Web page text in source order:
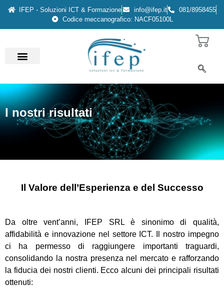
IFEP - Soluzioni ICT & Formazione info@ifep.it
081/8958455
Codice meccanografico: NACF05100L
I nostri risultati
Il Valore dell’Esperienza e del Successo
Da oltre vent’anni, IFEP SRL è sinonimo di qualità,
affidabilità e innovazione nel settore ICT. Il nostro impegno
ci ha permesso di raggiungere importanti traguardi,
consolidando la nostra presenza nel mercato e rafforzando
la fiducia dei nostri clienti. Ecco alcuni dei principali risultati
ottenuti: